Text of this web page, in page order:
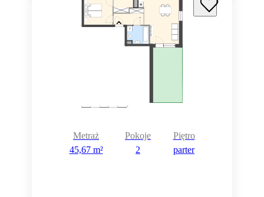
Metraż
45,67 m²
Pokoje
2
Piętro
parter